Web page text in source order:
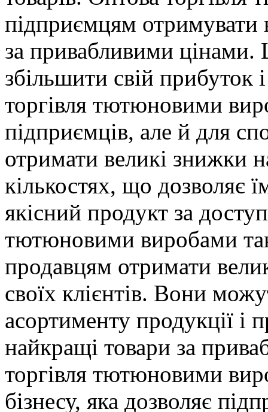
підприємцям отримувати
за привабливими
збільшити свій прибуток
торгівля тютюновими
підприємців, але й для
отримати великі знижки
кількостях, що дозволяє
якісний продукт за
тютюновими виробами
продавцям отримати
своїх клієнтів. Вони
асортименту продукції і
найкращі товари за
торгівля тютюновими
бізнесу, яка дозволяє